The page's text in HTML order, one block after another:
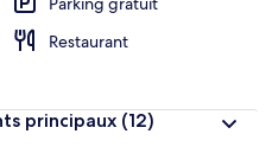
Restaurant
principaux (12)